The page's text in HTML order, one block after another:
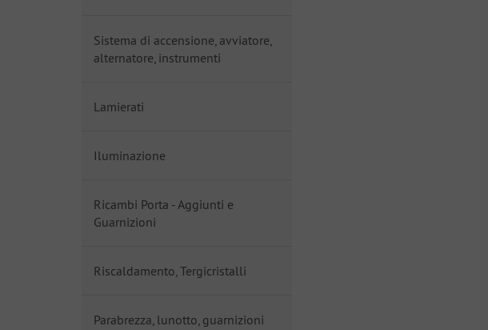
Sistema di accensione, avviatore,
alternatore, instrumenti
Lamierati
Iluminazione
Ricambi Porta - Aggiunti e
Guarnizioni
Riscaldamento, Tergicristalli
Parabrezza, lunotto, guarnizioni